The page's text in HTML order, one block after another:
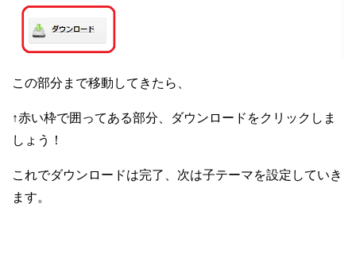
この部分まで移動してきたら、
↑赤い枠で囲ってある部分、
ダウンロードをクリックしま
しょう！
これでダウンロードは完了、次は子テーマを設定していき
ます。